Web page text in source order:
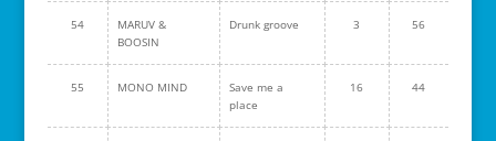
54
MARUV &
BOOSIN
Drunk groove 3 56
55 MONO MIND
Save me a
place
16 44